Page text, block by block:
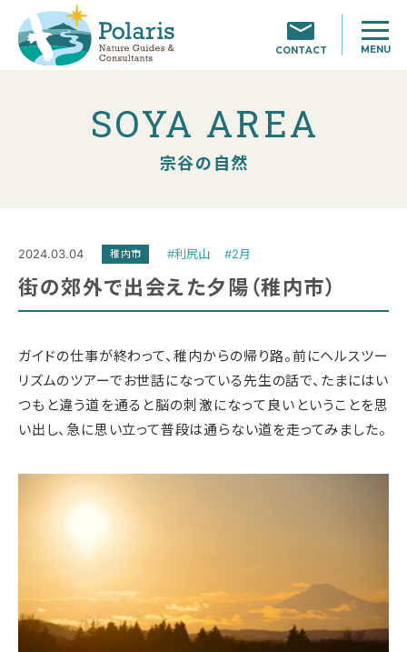
CONTACT MENU
SOYA AREA
宗谷の自然
2024.03.04 稚内市 #利尻山 #2月
街の郊外で出会えた夕陽（稚内市）
ガイドの仕事が終わって、稚内からの帰り路。前にヘルスツー
リズムのツアーでお世話になっている先生の話で、たまにはい
つもと違う道を通ると脳の刺激になって良いということを思
い出し、急に思い立って普段は通らない道を走ってみました。